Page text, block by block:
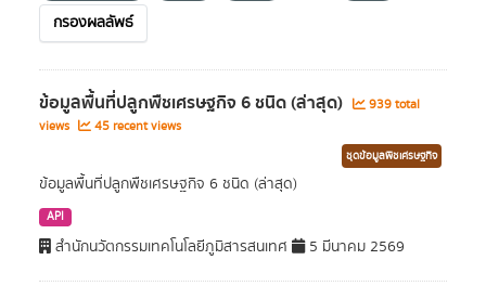
กรองผลลัพธ์
ข้อมูลพื้นที่ปลูกพืชเศรษฐกิจ 6 ชนิด (ล่าสุด)
939 total
views
45 recent views
ชุดข้อมูลพืชเศรษฐกิจ
ข้อมูลพื้นที่ปลูกพืชเศรษฐกิจ 6 ชนิด (ล่าสุด)
API
สำนักนวัตกรรมเทคโนโลยีภูมิสารสนเทศ 5 มีนาคม 2569